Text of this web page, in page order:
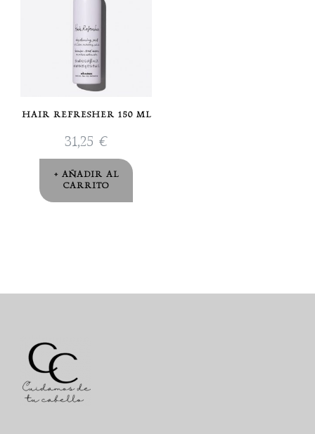
HAIR REFRESHER 150 ML
31,25 €
AÑADIR AL
CARRITO